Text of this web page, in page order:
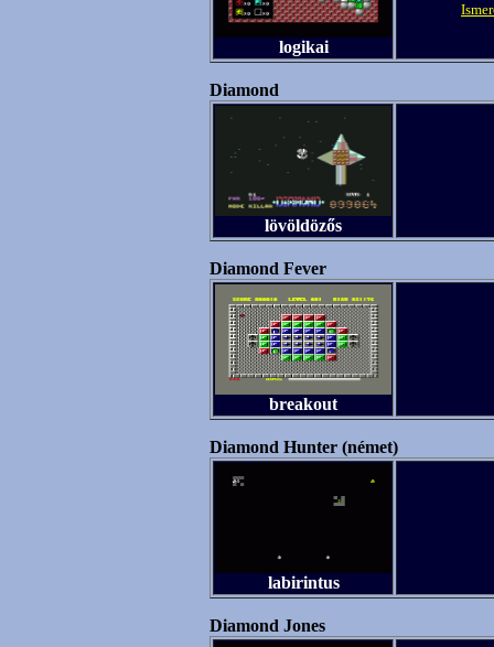
logikai
Diamond
lövöldözős
Diamond Fever
breakout
Diamond Hunter (német)
labirintus
Diamond Jones